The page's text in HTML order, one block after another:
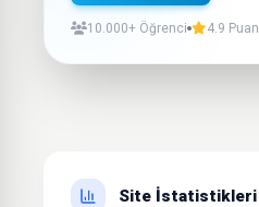
10.000+ Öğrenci 4.9 Puan
Site İstatistikleri